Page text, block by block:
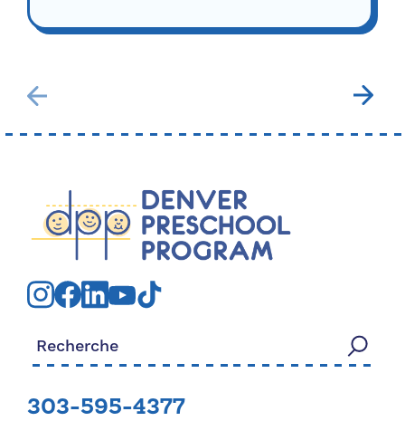
Rechercher:
303-595-4377